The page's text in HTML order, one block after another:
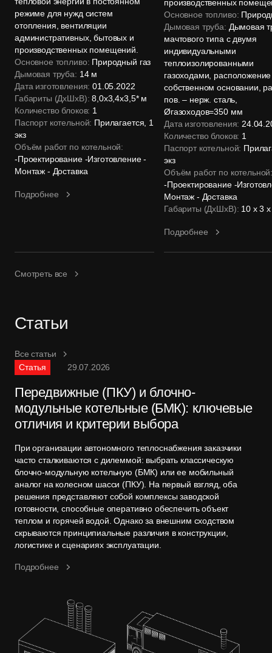
режиме для нужд систем
отопления, вентиляции
административных, бытовых и
производственных помещений.
Основное топливо: Природный газ
Дымовая труба: 14 м
Дата изготовления: 01.05.2022
Габариты (ДхШхВ): 8,0х3,4х3,5* м
Количество блоков: 1
Паспорт котельной: Прилагается, 1
экз
Объём работ по котельной:
-Проектирование -Изготовление -
Монтаж - Доставка
Подробнее
производственных
Основное топливо:
Дымовая труба: Дымовая
мачтового типа с двумя
индивидуальными
теплоизолированными
газоходами,
собственном основании,
пов. – нерж. сталь,
Øгазоходов=350 мм
Дата изготовления:
Количество блоков: 1
Паспорт котельной:
экз
Объём работ по
-Проектирование -
Монтаж - Доставка
Габариты (ДхШхВ): 10 х 3
Подробнее
Смотреть все
Статьи
Все статьи
Статья
29.07.2026
Передвижные (ПКУ) и блочно-
модульные котельные (БМК): ключевые
отличия и критерии выбора
При организации автономного теплоснабжения заказчики
часто сталкиваются с дилеммой: выбрать классическую
блочно-модульную котельную (БМК) или ее мобильный
аналог на колесном шасси (ПКУ). На первый взгляд, оба
решения представляют собой комплексы заводской
готовности, способные оперативно обеспечить объект
теплом и горячей водой. Однако за внешним сходством
скрываются принципиальные различия в конструкции,
логистике и сценариях эксплуатации.
Подробнее